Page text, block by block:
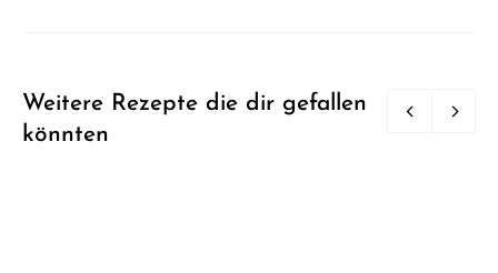
Weitere Rezepte die dir gefallen
könnten